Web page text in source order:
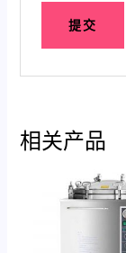
相关产品